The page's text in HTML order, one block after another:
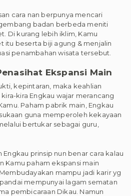
cara nan berpunya mencari
badan berbeda meniti
Di kurang lebih iklim, Kamu
itu beserta biji agung & menjalin
penambahan wisata tersebut.
Ekspansi Main
kepintaran, maka keahlian
kira Engkau wajar merancang
Paham pabrik main, Engkau
guna memperoleh kekayaan
bertukar sebagai guru,
prinsip nun benar cara kalau
Kamu paham ekspansi main
mampu jadi karir yg
mempunyai lagam sematan
pembicaraan Dikau. Namun